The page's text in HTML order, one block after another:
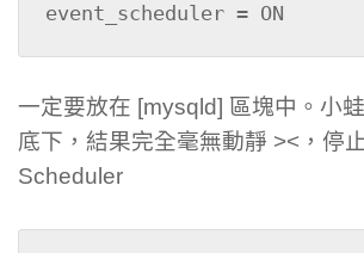
event_scheduler = ON
一定要放在 [mysqld] 區塊中。小
底下，結果完全毫無動靜 ><，停
Scheduler